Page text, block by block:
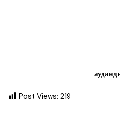
Post Views: 219